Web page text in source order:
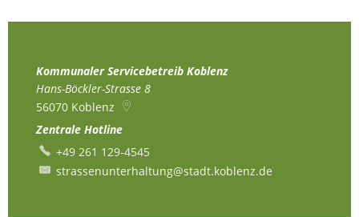
Kommunaler Servicebetreib Koblenz
Hans-Böckler-Strasse 8
56070 Koblenz
Zentrale Hotline
+49 261 129-4545
strassenunterhaltung@stadt.koblenz.de